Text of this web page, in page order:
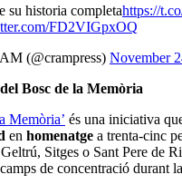
su historia completahttps://
FD2VIGpxOQ
(@crampress) November
Bosc de la Memòria
Memòria’ és una iniciativa
en homenatge a trenta-cinc
Sitges o Sant Pere de
de concentració durant la